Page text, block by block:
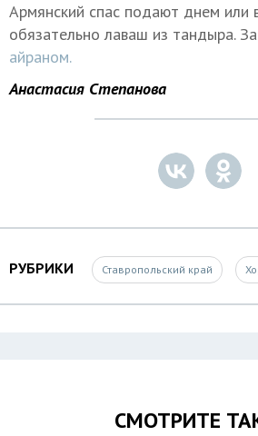
Армянский спас подают днем или
обязательно лаваш из тандыра.
айраном.
Анастасия Степанова
РУБРИКИ Ставропольский край
СМОТРИТЕ